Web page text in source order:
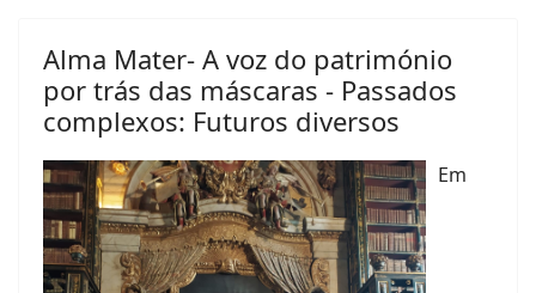
Alma Mater- A voz do património
por trás das máscaras - Passados
complexos: Futuros diversos
Em